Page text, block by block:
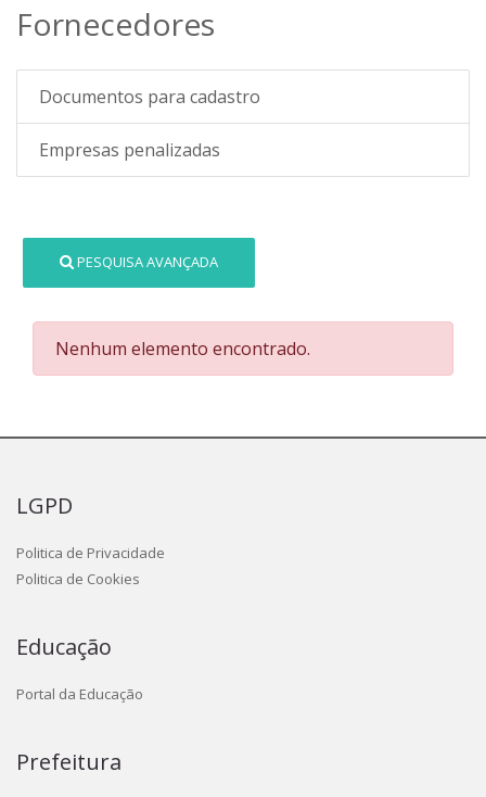
Fornecedores
Documentos para cadastro
Empresas penalizadas
PESQUISA AVANÇADA
Nenhum elemento encontrado.
LGPD
Politica de Privacidade
Politica de Cookies
Educação
Portal da Educação
Prefeitura